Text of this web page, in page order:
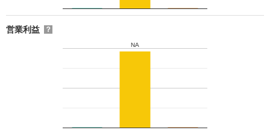
営業利益 ？
NA